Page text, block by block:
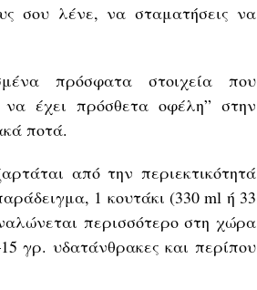
σου λένε, να σταματήσεις να
πρόσφατα στοιχεία που
έχει πρόσθετα οφέλη” στην
ποτά.
από την περιεκτικότητά
1 κουτάκι (330 ml ή 33
περισσότερο στη χώρα
γρ. υδατάνθρακες και περίπου